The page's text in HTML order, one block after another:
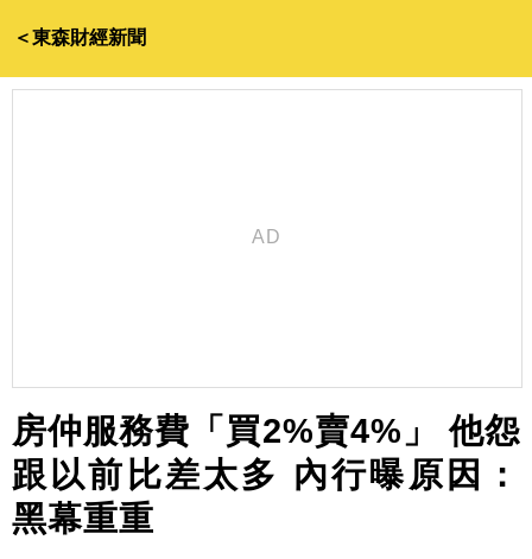
＜東森財經新聞
房仲服務費「買2%賣4%」 他怨
跟以前比差太多 內行曝原因：
黑幕重重